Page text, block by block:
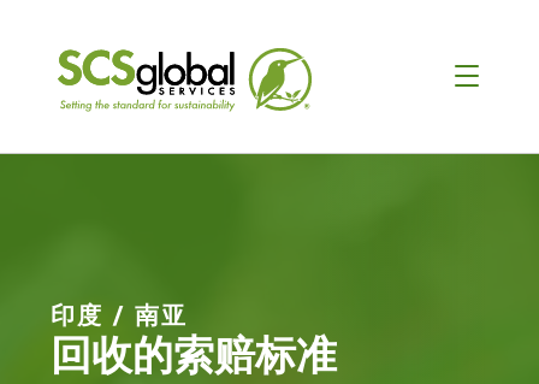
印度 / 南亚
回收的索赔标准